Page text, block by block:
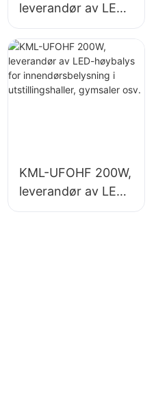
leverandør av LED-
høybalys for
innendørsbelysning
i industrianlegg,
gymsaler osv.
KML-UFOHF 200W,
leverandør av LED-
høybalys for